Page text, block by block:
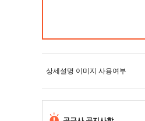
상세설명 이미지 사용여부